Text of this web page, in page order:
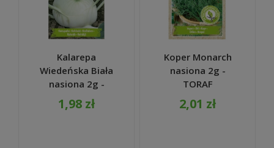
Kalarepa
Wiedeńska Biała
nasiona 2g -
TORAF
1,98 zł
Koper Monarch
nasiona 2g -
TORAF
2,01 zł